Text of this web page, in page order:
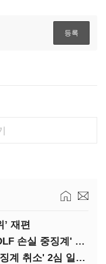
’ 재편
법원 "함영주 하나금융 회장 'DLF 손실 중징계' 취소"(종합)
함영주 하나금융 회장 'DLF 중징계 취소' 2심 일부 승소(1보)